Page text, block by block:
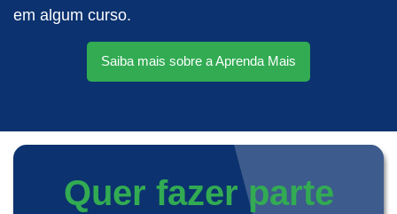
em algum curso.
Saiba mais sobre a Aprenda Mais
Quer fazer parte